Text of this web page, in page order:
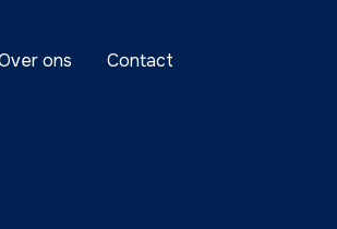
ons Contact